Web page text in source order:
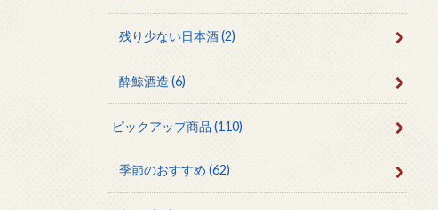
残り少ない日本酒(2)
酔鯨酒造 (6)
ピックアップ商品(110)
季節のおすすめ (62)